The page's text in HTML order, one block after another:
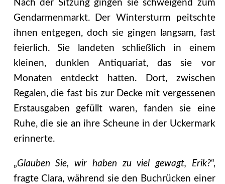
Nach der Sitzung gingen sie schweigend zum
Gendarmenmarkt. Der Wintersturm peitschte
ihnen entgegen, doch sie gingen langsam, fast
feierlich. Sie landeten schließlich in einem
kleinen, dunklen Antiquariat, das sie vor
Monaten entdeckt hatten. Dort, zwischen
Regalen, die fast bis zur Decke mit vergessenen
Erstausgaben gefüllt waren, fanden sie eine
Ruhe, die sie an ihre Scheune in der Uckermark
erinnerte.
„Glauben Sie, wir haben zu viel gewagt, Erik?“,
fragte Clara, während sie den Buchrücken einer